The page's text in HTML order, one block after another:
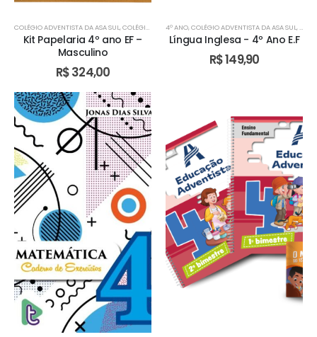
COLÉGIO ADVENTISTA DA ASA SUL,COLÉGIO ADVENTISTA DE ÁGUAS CLARAS ,COLÉGIO
Kit Papelaria 4º ano EF –
Masculino
R$324,00
4º ANO,COLÉGIO ADVENTISTA DA ASA SUL,
Língua Inglesa - 4º Ano E.F
R$149,90